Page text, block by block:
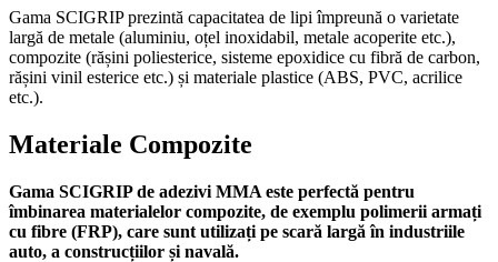
Gama SCIGRIP prezintă capacitatea de lipi împreună o varietate
largă de metale (aluminiu, oțel inoxidabil, metale acoperite etc.),
compozite (rășini poliesterice, sisteme epoxidice cu fibră de carbon,
rășini vinil esterice etc.) și materiale plastice (ABS, PVC, acrilice
etc.).
Materiale Compozite
Gama SCIGRIP de adezivi MMA este perfectă pentru
îmbinarea materialelor compozite, de exemplu polimerii armați
cu fibre (FRP), care sunt utilizați pe scară largă în industriile
auto, a construcțiilor și navală.